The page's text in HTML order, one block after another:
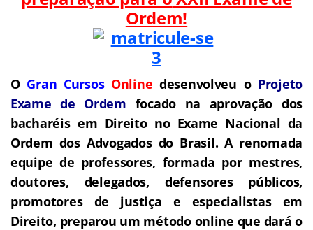
Ordem!
O Gran Cursos Online desenvolveu o Projeto
Exame de Ordem focado na aprovação dos
bacharéis em Direito no Exame Nacional da
Ordem dos Advogados do Brasil. A renomada
equipe de professores, formada por mestres,
doutores, delegados, defensores públicos,
promotores de justiça e especialistas em
Direito, preparou um método online que dará o